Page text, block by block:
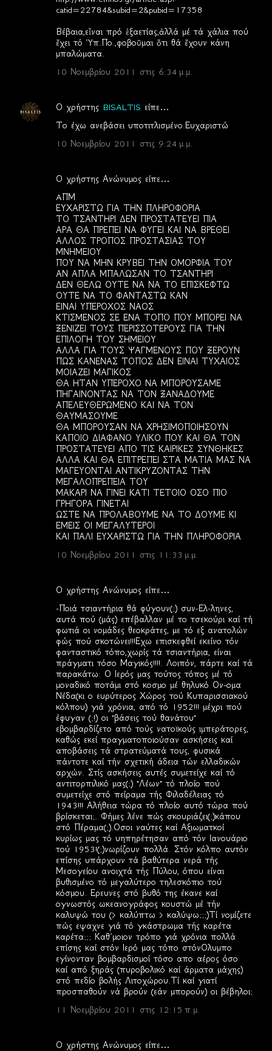
catid=22784&subid=2&pubid=17358
Βέβαια,εἶναι πρό ἑξαετίας,ἀλλά μέ τά χάλια πού
ἔχει τό Ὑπ.Πο.,φοβοῦμαι ὅτι θά ἔχουν κάνη
μπαλώματα.
10 Νοεμβρίου 2011 στις 6:34 μ.μ.
Ο χρήστης BISALTIS είπε…
Το έχω ανεβάσει υποτιτλισμένο.Ευχαριστώ
10 Νοεμβρίου 2011 στις 9:24 μ.μ.
Ο χρήστης Ανώνυμος είπε…
AΠΜ
ΕΥΧΑΡΙΣΤΩ ΓΙΑ ΤΗΝ ΠΛΗΡΟΦΟΡΙΑ
ΤΟ ΤΣΑΝΤΗΡΙ ΔΕΝ ΠΡΟΣΤΑΤΕΥΕΙ ΠΙΑ
ΑΡΑ ΘΑ ΠΡΕΠΕΙ ΝΑ ΦΥΓΕΙ ΚΑΙ ΝΑ ΒΡΕΘΕΙ
ΑΛΛΟΣ ΤΡΟΠΟΣ ΠΡΟΣΤΑΣΙΑΣ ΤΟΥ
ΜΝΗΜΕΙΟΥ
ΠΟΥ ΝΑ ΜΗΝ ΚΡΥΒΕΙ ΤΗΝ ΟΜΟΡΦΙΑ ΤΟΥ
ΑΝ ΑΠΛΑ ΜΠΑΛΩΣΑΝ ΤΟ ΤΣΑΝΤΗΡΙ
ΔΕΝ ΘΕΛΩ ΟΥΤΕ ΝΑ ΝΑ ΤΟ ΕΠΙΣΚΕΦΤΩ
ΟΥΤΕ ΝΑ ΤΟ ΦΑΝΤΑΣΤΩ ΚΑΝ
ΕΙΝΑΙ ΥΠΕΡΟΧΟΣ ΝΑΟΣ
ΚΤΙΣΜΕΝΟΣ ΣΕ ΕΝΑ ΤΟΠΟ ΠΟΥ ΜΠΟΡΕΙ ΝΑ
ΞΕΝΙΖΕΙ ΤΟΥΣ ΠΕΡΙΣΣΟΤΕΡΟΥΣ ΓΙΑ ΤΗΝ
ΕΠΙΛΟΓΗ ΤΟΥ ΣΗΜΕΙΟΥ
ΑΛΛΑ ΓΙΑ ΤΟΥΣ ΨΑΓΜΕΝΟΥΣ ΠΟΥ ΞΕΡΟΥΝ
ΠΩΣ ΚΑΝΕΝΑΣ ΤΟΠΟΣ ΔΕΝ ΕΙΝΑΙ ΤΥΧΑΙΟΣ
ΜΟΙΑΖΕΙ ΜΑΓΙΚΟΣ
ΘΑ ΗΤΑΝ ΥΠΕΡΟΧΟ ΝΑ ΜΠΟΡΟΥΣΑΜΕ
ΠΗΓΑΙΝΟΝΤΑΣ ΝΑ ΤΟΝ ΞΑΝΑΔΟΥΜΕ
ΑΠΕΛΕΥΘΕΡΩΜΕΝΟ ΚΑΙ ΝΑ ΤΟΝ
ΘΑΥΜΑΣΟΥΜΕ
ΘΑ ΜΠΟΡΟΥΣΑΝ ΝΑ ΧΡΗΣΙΜΟΠΟΙΗΣΟΥΝ
ΚΑΠΟΙΟ ΔΙΑΦΑΝΟ ΥΛΙΚΟ ΠΟΥ ΚΑΙ ΘΑ ΤΟΝ
ΠΡΟΣΤΑΤΕΥΕΙ ΑΠΟ ΤΙΣ ΚΑΙΡΙΚΕΣ ΣΥΝΘΗΚΕΣ
ΑΛΛΑ ΚΑΙ ΘΑ ΕΠΙΤΡΕΠΕΙ ΣΤΑ ΜΑΤΙΑ ΜΑΣ ΝΑ
ΜΑΓΕΥΟΝΤΑΙ ΑΝΤΙΚΡΥΖΟΝΤΑΣ ΤΗΝ
ΜΕΓΑΛΟΠΡΕΠΕΙΑ ΤΟΥ
ΜΑΚΑΡΙ ΝΑ ΓΙΝΕΙ ΚΑΤΙ ΤΕΤΟΙΟ ΟΣΟ ΠΙΟ
ΓΡΗΓΟΡΑ ΓΙΝΕΤΑΙ
ΩΣΤΕ ΝΑ ΠΡΟΛΑΒΟΥΜΕ ΝΑ ΤΟ ΔΟΥΜΕ ΚΙ
ΕΜΕΙΣ ΟΙ ΜΕΓΑΛΥΤΕΡΟΙ
ΚΑΙ ΠΑΛΙ ΕΥΧΑΡΙΣΤΩ ΓΙΑ ΤΗΝ ΠΛΗΡΟΦΟΡΙΑ
10 Νοεμβρίου 2011 στις 11:33 μ.μ.
Ο χρήστης Ανώνυμος είπε…
-Ποιά τσιαντήρια θά φύγουν(;) συν-Ελ-ληνες,
αυτά πού (μάς) επέβαλλαν μέ το τσεκούρι καί τή
φωτιά οι νομάδες θεοκράτες, με τό εξ ανατολών
φώς πού σκοτώνει!!!Εχω επισκεφθεί εκείνο τόν
φανταστικό τόπο,χωρίς τά τσιαντήρια, είναι
πράγματι τόσο Μαγικός!!!!. Λοιπόν, πάρτε καί τά
παρακάτω: Ο Ιερός μας τούτος τόπος μέ τό
μοναδικό ποτάμι στό κοσμο μέ θηλυκό Ον-ομα
Νέδα(κι ο ευρύτερος Χώρος τού Κυπαρισσιακού
κόλπου) γιά χρόνια, από τό 1952!!! μέχρι πού
έφυγαν (;!) οι "βάσεις τού θανάτου"
εβομβαρδίζετο από τούς νατοϊκούς ιμπεράτορες,
καθώς εκεί πραγματοποιούσαν ασκήσεις καί
αποβάσεις τά στρατεύματά τους, φυσικά
πάντοτε καί τήν σχετική άδεια τών ελλαδικών
αρχών. Στίς ασκήσεις αυτές συμετείχε καί τό
αντιτορπιλικό μας(;) "Λέων" τό πλοίο πού
συμετείχε στό πείραμα τής Φιλαδέλειας τό
1943!!! Αλήθεια τώρα τό πλοίο αυτό τώρα πού
βρίσκεται;. Φήμες λένε πώς σκουριάζει(;)κάπου
στό Πέραμα(;).Οσοι ναύτες καί Αξιωματκοί
κυρίως μας τό υηπηρέτησαν από τόν Ιανουάριο
τού 1953!(;)νωρίζουν πολλά. Στόν κόλπο αυτόν
επίσης υπάρχουν τά βαθύτερα νερά τής
Μεσογείου ανοιχτά τής Πύλου, όπου είναι
βυθισμένο τό μεγαλύτερο τηλεσκόπιο τού
κόσμου. Ερευνες στό βυθό της έκανε καί
ογνωστός ωκεανογράφος κουστώ μέ τήν
καλυψώ του (> καλύπτω > καλύψω;;;)Τί νομίζετε
πώς εψαχνε γιά τό γκάστρωμα τής καρέτα
καρέτα;;; Καθ΄μοιον τρόπο γιά χρόνια πολλά
επίσης καί στόν Ιερό μας τόπο στόνΟλυμπο
εγίνονταν βομβαρδισμοί τόσο απο αέρος όσο
καί από ξηράς (πυροβολικό καί άρματα μάχης)
στό πεδίο βολής Λιτοχώρου.Τί καί γιατί
προσπαθούν νά βρούν (εάν μπορούν) οι βέβηλοι;
11 Νοεμβρίου 2011 στις 12:15 π.μ.
Ο χρήστης Ανώνυμος είπε…